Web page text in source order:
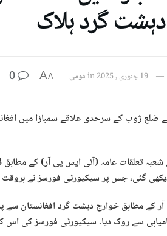
دہشت گرد ہلاک
19 جنوری , 2025 inقومی A
A
0
ضلع ژوب کے سرحدی علاقے سمبازا میں
گئی، جس پر سیکیورٹی فورسز نے بروقت
کے مطابق خوارج دہشت گرد افغانستان
سے روک دیا۔ سیکیورٹی فورسز کی اس